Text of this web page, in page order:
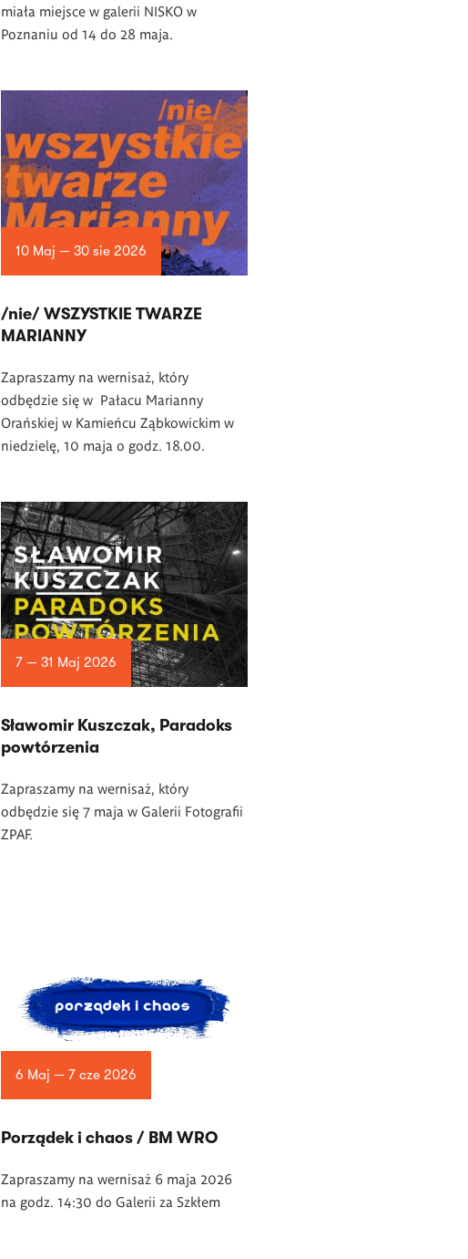
miała miejsce w galerii NISKO w
Poznaniu od 14 do 28 maja.
10 Maj — 30 sie 2026
/nie/ WSZYSTKIE TWARZE
MARIANNY
Zapraszamy na wernisaż, który
odbędzie się w Pałacu Marianny
Orańskiej w Kamieńcu Ząbkowickim w
niedzielę, 10 maja o godz. 18.00.
7 — 31 Maj 2026
Sławomir Kuszczak, Paradoks
powtórzenia
Zapraszamy na wernisaż, który
odbędzie się 7 maja w Galerii Fotografii
ZPAF.
6 Maj — 7 cze 2026
Porządek i chaos / BM WRO
Zapraszamy na wernisaż 6 maja 2026
na godz. 14:30 do Galerii za Szkłem